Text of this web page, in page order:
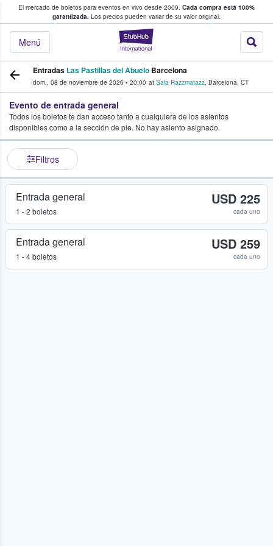
El mercado de boletos para eventos en vivo desde 2009. Cada compra está 100%
garantizada. Los precios pueden variar de su valor original.
StubHub: donde
Menú
fans compran y venden boletos
Entradas Las Pastillas del Abuelo Barcelona
dom., 08 de noviembre de 2026 • 20:00 at Sala Razzmatazz, Barcelona, CT
Evento de entrada general
Todos los boletos te dan acceso tanto a cualquiera de los asientos
disponibles como a la sección de pie. No hay asiento asignado.
Filtros
Entrada general
1 - 2 boletos
USD 225
cada uno
Entrada general
1 - 4 boletos
USD 259
cada uno